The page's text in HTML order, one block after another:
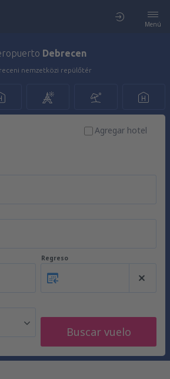
Menú
Debrecen
nemzetközi repülőtér
Agregar hotel
Regreso
Buscar vuelo